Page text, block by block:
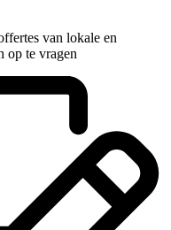
van lokale en
op te vragen